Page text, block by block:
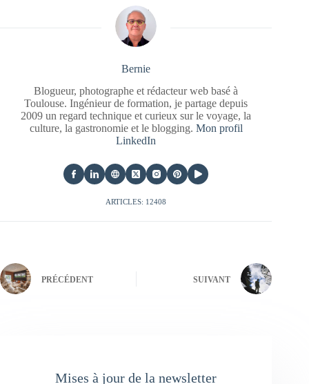
Bernie
Blogueur, photographe et rédacteur web basé à
Toulouse. Ingénieur de formation, je partage depuis
2009 un regard technique et curieux sur le voyage, la
culture, la gastronomie et le blogging. Mon profil
LinkedIn
ARTICLES: 12408
PRÉCÉDENT SUIVANT
Mises à jour de la newsletter